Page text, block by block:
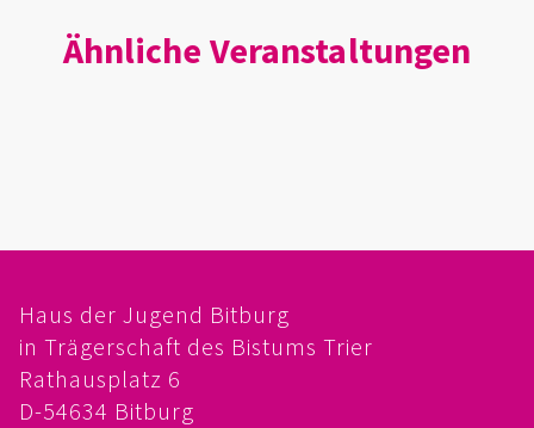
TEAM
FÖRDERVEREIN
Ähnliche Veranstaltungen
Haus der Jugend Bitburg
in Trägerschaft des Bistums Trier
Rathausplatz 6
D-54634 Bitburg